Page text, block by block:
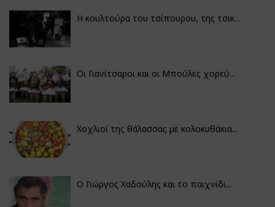
Η κουλτούρα του τσίπουρου, της τσικ...
Οι Γιανίτσαροι και οι Μπούλες χορεύ...
Χοχλιοί της θάλασσας με κολοκυθάκια...
Ο Γιώργος Χαδούλης και το παιχνίδι...